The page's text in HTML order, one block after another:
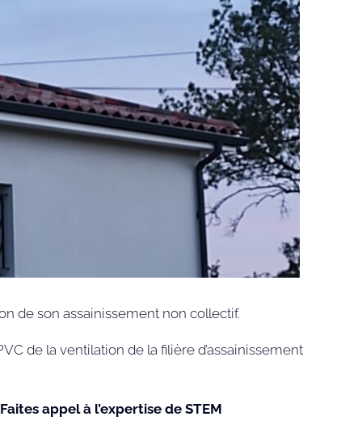
de son assainissement non collectif.
de la ventilation de la filière d’assainissement
appel à l’expertise de STEM